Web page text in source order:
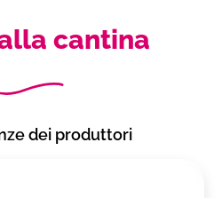
cantina
dei produttori